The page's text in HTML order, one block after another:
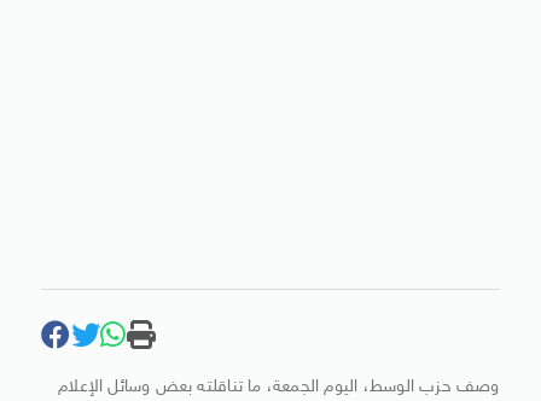
وصف حزب الوسط، اليوم الجمعة، ما تناقلته بعض وسائل الإعلام